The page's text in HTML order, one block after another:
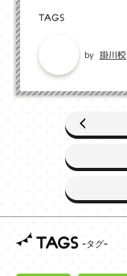
TAGS
by 掛川校
TAGS